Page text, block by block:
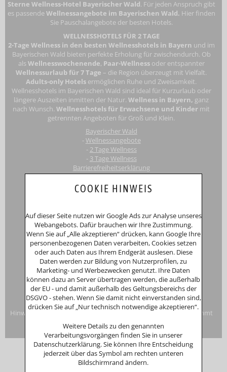
Sterne Wellness-Hotel Bayerischer Wald. Für jeden Anspruch gibt
es passendeWellnessangebote im Bayerischen Wald. Hier finden
Sie Pauschalangebote der besten Hotels.
WELLNESSHOTELS FÜR 2 TAGE
2-Tage Wellness in den besten Wellnesshotels in Bayern und im
Bayerischen Wald bieten perfekte Erholung für zwischendurch. Ob
als Wellnesswochenende, Paar-Wellness oder entspannter
Wellnessurlaub für 7 Tage – die Region überzeugt mit Vielfalt.
Adults-only Hotels ermöglichen Ruhe und Zweisamkeit.
Wellnesshotels im Bayerischen Wald sind ideal für Kurzurlaub oder
längere Auszeiten inmitten der Natur.Wellness in Bayern, ganz
nach Wunsch.Wellnesshotels für Erwachsene und Kinder mit
getrennten Angeboten für Groß und Klein.
Bayerischer Wald
-Wellnessangebote
- 2 Tage Wellness
- 3 Tage Wellness
Barrierefreiheitserklärung
Registergericht: Amtsgericht Passau
InhaberinAnna Putz
Niederperlesreut 52
94157 Perlesreut
Tel. 0049 (0)8555/691
Fax: 0049 (0)8555/8856
Internet:www.putzwerbung.de
eMail:info@putzwerbung.de
USt-ID: DE 358297667
St.Nr.: 157/259/80938
Impressum & Datenschutz
Hinweise zur Verbraucherstreitbeilegung: Das Unternehmen nimmt
nicht an Streitbeilegungsverfahren vor einer
Verbraucherschlichtungsstelle teil.
COOKIE HINWEIS
Auf dieser Seite nutzen wir Google Ads zur Analyse unseres
Webangebots. Dafür brauchen wir Ihre Zustimmung.
Wenn Sie auf „Alle akzeptieren“ drücken, kann Google Ihre
personenbezogenen Daten verarbeiten, Cookies setzen
oder auch Daten aus Ihrem Endgerät auslesen. Diese
Daten werden zur Bildung von Nutzerprofilen, zu
Marketing- und Werbezwecken genutzt. Ihre Daten
können dazu an Server übertragen werden, die außerhalb
der EU - und damit außerhalb des Geltungsbereichs der
DSGVO - stehen. Wenn Sie damit nicht einverstanden sind,
drücken Sie auf „Nur technisch notwendige akzeptieren“.
Weitere Details zu den genannten
Verarbeitungsvorgängen finden Sie in unserer
Datenschutzerklärung. Sie können Ihre Entscheidung
jederzeit über das Symbol am rechten unteren
Bildschirmrand ändern.